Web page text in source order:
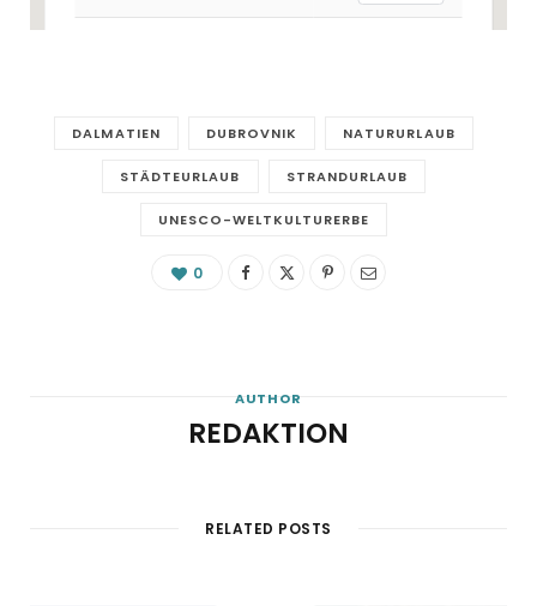
DALMATIEN DUBROVNIK NATURURLAUB
STÄDTEURLAUB STRANDURLAUB
UNESCO-WELTKULTURERBE
0
AUTHOR
REDAKTION
RELATED POSTS